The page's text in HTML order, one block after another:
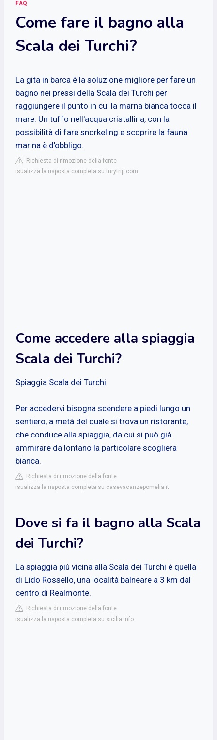
FAQ
Come fare il bagno alla
Scala dei Turchi?
La gita in barca è la soluzione migliore per fare un
bagno nei pressi della Scala dei Turchi per
raggiungere il punto in cui la marna bianca tocca il
mare. Un tuffo nell'acqua cristallina, con la
possibilità di fare snorkeling e scoprire la fauna
marina è d'obbligo.
Richiesta di rimozione della fonte
isualizza la risposta completa su turytrip.com
Come accedere alla spiaggia
Scala dei Turchi?
Spiaggia Scala dei Turchi
Per accedervi bisogna scendere a piedi lungo un
sentiero, a metà del quale si trova un ristorante,
che conduce alla spiaggia, da cui si può già
ammirare da lontano la particolare scogliera
bianca.
Richiesta di rimozione della fonte
isualizza la risposta completa su casevacanzepomelia.it
Dove si fa il bagno alla Scala
dei Turchi?
La spiaggia più vicina alla Scala dei Turchi è quella
di Lido Rossello, una località balneare a 3 km dal
centro di Realmonte.
Richiesta di rimozione della fonte
isualizza la risposta completa su sicilia.info